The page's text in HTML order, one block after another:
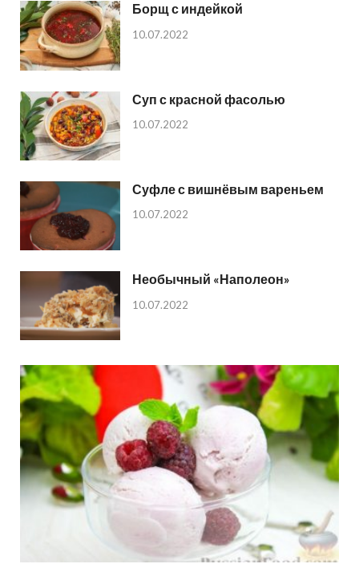
Борщ с индейкой
10.07.2022
Суп с красной фасолью
10.07.2022
Суфле с вишнёвым вареньем
10.07.2022
Необычный «Наполеон»
10.07.2022